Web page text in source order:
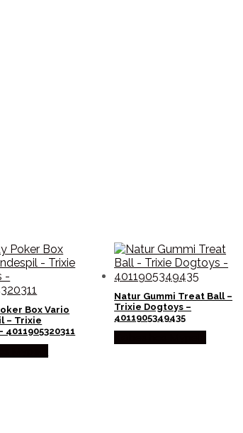
Box Vario
– Trixie
4011905320311
Natur Gummi Treat Ball –
Trixie Dogtoys –
4011905349435